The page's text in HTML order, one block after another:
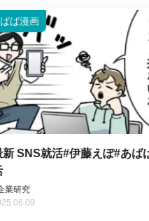
ば漫画
新 SNS就活#伊藤えぽ#あば
業研究